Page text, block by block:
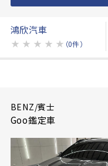
鴻欣汽車
★ ★ ★ ★ ★ （0件）
BENZ/賓士
Goo鑑定車